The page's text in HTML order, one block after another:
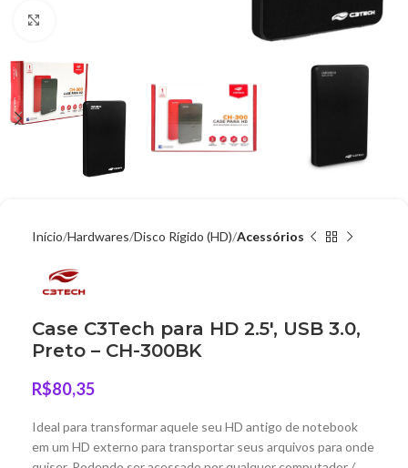
Início Hardwares Disco Rígido (HD) Acessórios
Case C3Tech para HD 2.5′, USB 3.0,
Preto – CH-300BK
R$80,35
Ideal para transformar aquele seu HD antigo de notebook
em um HD externo para transportar seus arquivos para onde